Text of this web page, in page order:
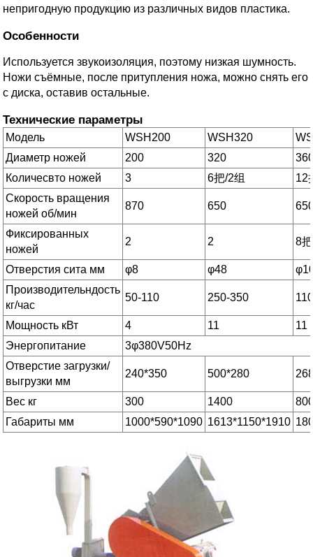
непригодную продукцию из различных видов пластика.
Особенности
Используется звукоизоляция, поэтому низкая шумность.
Ножи съёмные, после притупления ножа, можно снять его
с диска, оставив остальные.
Технические параметры
Модель WSH200 WSH320
Диаметр ножей
200 320
Количесвто ножей
3 6把/2组
12
Скорость вращения
ножей об/мин
870 650
Фиксированных
ножей
2 2 8
Отверстия сита мм φ8 φ48
Производительндость
кг/час
50-110 250-350
Мощность кВт 4 11
11
Энергопитание
3φ380V50Hz
Отверстие загрузки/
выгрузки мм
240*350 500*280
Вес кг 300 1400
Габариты мм
1000*590*1090 1613*1150*1910